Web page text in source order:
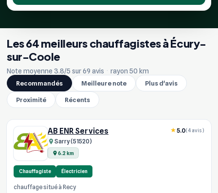
Les 64 meilleurs chauffagistes à Écury-
sur-Coole
Note moyenne 3.8/5 sur 69 avis · rayon 50 km
Recommandés
Meilleure note Plus d'avis
Proximité Récents
AB ENR Services
Sarry (51520)
6.2 km
5.0(4 avis)
Chauffagiste Électricien
chauffage situé à Recy